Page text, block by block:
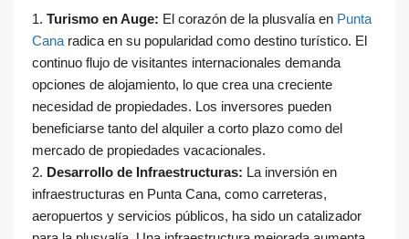
1. Turismo en Auge: El corazón de la plusvalía en Punta
Cana radica en su popularidad como destino turístico. El
continuo flujo de visitantes internacionales demanda
opciones de alojamiento, lo que crea una creciente
necesidad de propiedades. Los inversores pueden
beneficiarse tanto del alquiler a corto plazo como del
mercado de propiedades vacacionales.
2. Desarrollo de Infraestructuras: La inversión en
infraestructuras en Punta Cana, como carreteras,
aeropuertos y servicios públicos, ha sido un catalizador